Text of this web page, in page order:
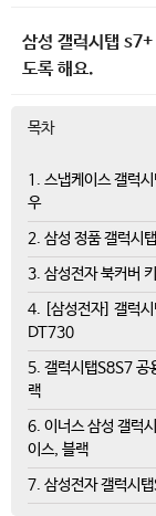
삼성 갤럭시탭
도록 해요.
목차
1. 스냅케이스 갤럭
우
2. 삼성 정품 갤럭시
3. 삼성전자 북커버
4. [삼성전자] 갤럭
DT730
5. 갤럭시탭S8S7 공
랙
6. 이너스 삼성 갤럭
이스, 블랙
7. 삼성전자 갤럭시